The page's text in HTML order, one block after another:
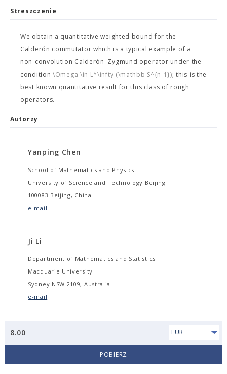
Streszczenie
We obtain a quantitative weighted bound for the
Calderón commutator which is a typical example of a
non-convolution Calderón–Zygmund operator under the
condition \Omega \in L^\infty (\mathbb S^{n-1}); this is the
best known quantitative result for this class of rough
operators.
Autorzy
Yanping Chen
School of Mathematics and Physics
University of Science and Technology Beijing
100083 Beijing, China
e-mail
Ji Li
Department of Mathematics and Statistics
Macquarie University
Sydney NSW 2109, Australia
e-mail
8.00 EUR
POBIERZ